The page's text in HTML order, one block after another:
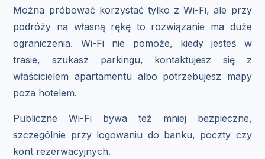
Można próbować korzystać tylko z Wi-Fi, ale przy
podróży na własną rękę to rozwiązanie ma duże
ograniczenia. Wi-Fi nie pomoże, kiedy jesteś w
trasie, szukasz parkingu, kontaktujesz się z
właścicielem apartamentu albo potrzebujesz mapy
poza hotelem.
Publiczne Wi-Fi bywa też mniej bezpieczne,
szczególnie przy logowaniu do banku, poczty czy
kont rezerwacyjnych.